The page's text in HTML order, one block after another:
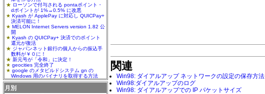
関連
Win98: ダイアルアップ ネットワークの設定の保存方法
Win98:ダイアルアップのログ
Win98: ダイアルアップでの IP パケットサイズ
ローソンで付与される pontaポイント・
dポイントが 1%→0.5% に改悪
Kyash が ApplePay に対応し QUICPay+
決済可能に！
MELON Internet Servers version 1.82 公
開
Kyash の QUICPay+ 決済でのポイント
還元が復活
ジャパンネット銀行の個人からの振込手
数料が￥０に！
新元号が「令和」に決定！
geocities 完全終了
google のメタビルドシステム gn の
Windows 用のバイナリを取得する方法
月別